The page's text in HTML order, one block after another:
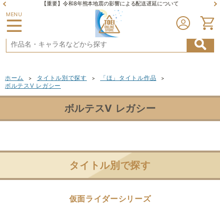
【重要】令和8年熊本地震の影響による配送遅延について
MENU
ホーム > タイトル別で探す > 「ほ」タイトル作品 >
ボルテスV レガシー
ボルテスV レガシー
タイトル別で探す
仮面ライダーシリーズ